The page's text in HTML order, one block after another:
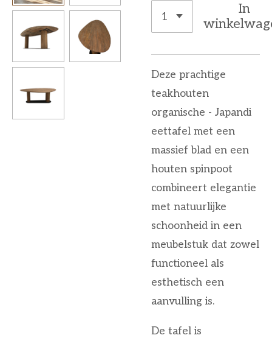
In
Deze prachtige
teakhouten
organische - Japandi
eettafel met een
massief blad en een
houten spinpoot
combineert elegantie
met natuurlijke
schoonheid in een
meubelstuk dat zowel
functioneel als
esthetisch een
aanvulling is.
De tafel is